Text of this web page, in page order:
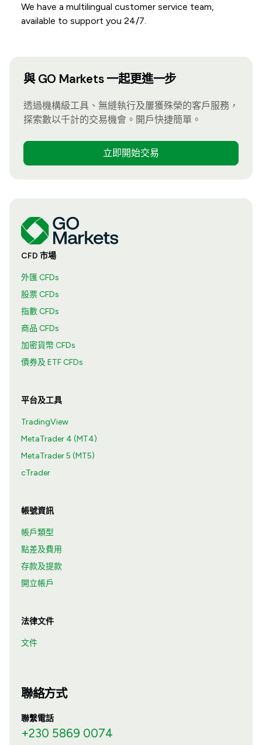
We have a multilingual customer service team,
available to support you 24/7.
與 GO Markets 一起更進一步
透過機構級工具、無縫執行及屢獲殊榮的客戶服務，
探索數以千計的交易機會。開戶快捷簡單。
立即開始交易
CFD 市場
外匯 CFDs
股票 CFDs
指數 CFDs
商品 CFDs
加密貨幣 CFDs
債券及 ETF CFDs
平台及工具
TradingView
MetaTrader 4 (MT4)
MetaTrader 5 (MT5)
cTrader
帳號資訊
帳戶類型
點差及費用
存款及提款
開立帳戶
法律文件
文件
聯絡方式
聯繫電話
+230 5869 0074